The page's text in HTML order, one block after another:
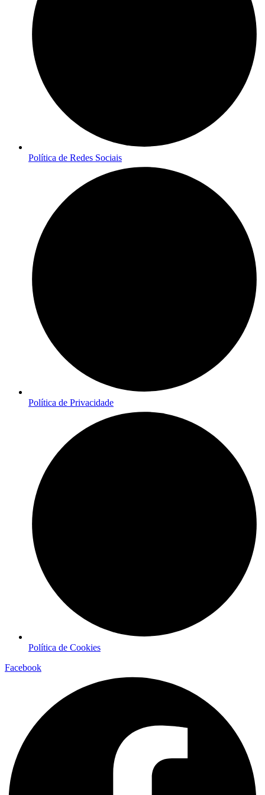
Política de Redes Sociais
Política de Privacidade
Política de Cookies
Facebook